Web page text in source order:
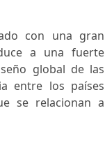
con una gran
a una fuerte
global de las
entre los países
se relacionan a